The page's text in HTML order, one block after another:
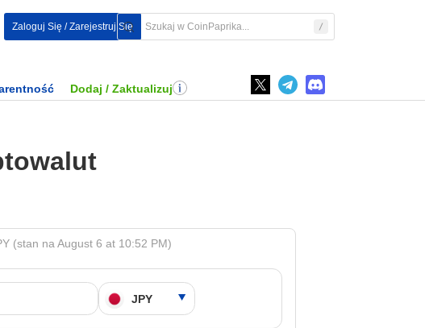
Zaloguj Się / Zarejestruj Się
Dodaj / Zaktualizuj
(stan na August 6 at 10:52 PM)